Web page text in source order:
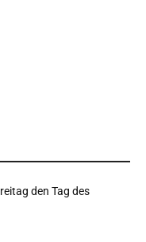
den Tag des